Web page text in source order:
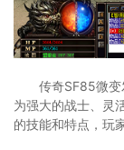
传奇SF85微
为强大的战士、灵
的技能和特点，玩